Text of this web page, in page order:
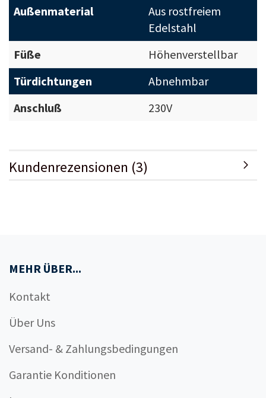
Außenmaterial
Aus rostfreiem
Edelstahl
Füße
Höhenverstellbar
Türdichtungen
Abnehmbar
Anschluß
230V
Kundenrezensionen (3)
MEHR ÜBER...
Kontakt
Über Uns
Versand- & Zahlungsbedingungen
Garantie Konditionen